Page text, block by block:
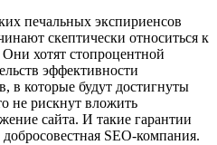
печальных экспириенсов
скептически относиться к
хотят стопроцентной
эффективности
в которые будут достигнуты
не рискнут вложить
сайта. И такие гарантии
SEO-компания.